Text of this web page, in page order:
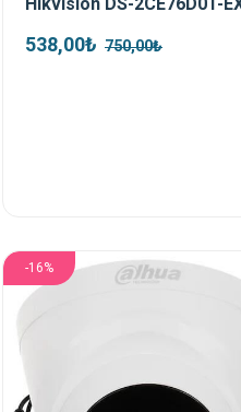
538,00₺ 750,00₺
-16%